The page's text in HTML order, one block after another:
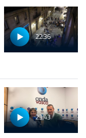
22:36
23:43